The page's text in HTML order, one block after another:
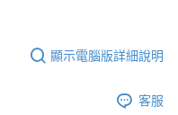
顯示電腦版詳細說明
客服